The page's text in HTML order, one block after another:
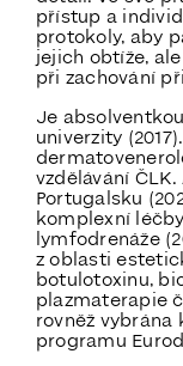
přístup a
protokoly, aby
jejich obtíže,
při zachování
Je
univerzity
vzdělávání
Portugalsku
komplexní
lymfodrenáže
z oblasti
botulotoxinu,
plazmaterapie
rovněž
programu